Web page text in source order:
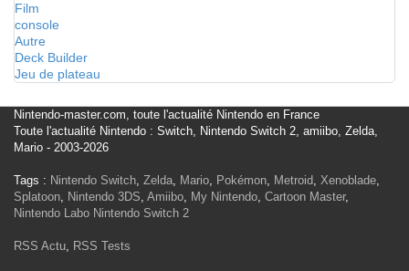
Film
console
Autre
Deck Builder
Jeu de plateau
Nintendo-master.com, toute l'actualité Nintendo en France
Toute l'actualité Nintendo : Switch, Nintendo Switch 2, amiibo, Zelda,
Mario - 2003-2026
Tags : Nintendo Switch, Zelda, Mario, Pokémon, Metroid, Xenoblade,
Splatoon, Nintendo 3DS, Amiibo, My Nintendo, Cartoon Master,
Nintendo Labo Nintendo Switch 2
RSS Actu, RSS Tests